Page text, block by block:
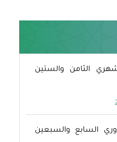
الثامن والستين
السابع والسبعين